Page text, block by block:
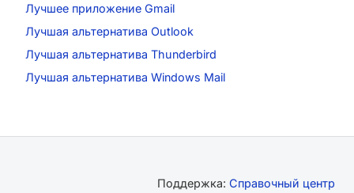
Лучшее приложение Gmail
Лучшая альтернатива Outlook
Лучшая альтернатива Thunderbird
Лучшая альтернатива Windows Mail
Поддержка: Справочный центр